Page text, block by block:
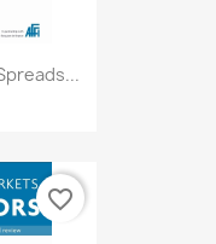
favorite_border